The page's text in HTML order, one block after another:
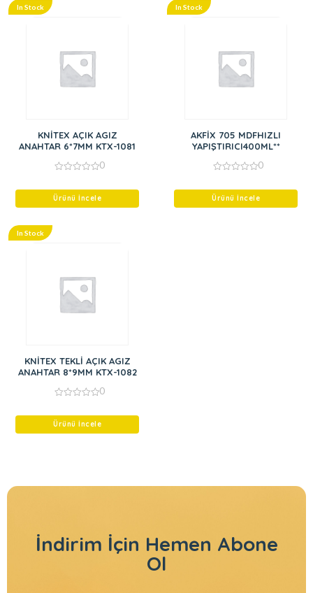
In Stock
KNİTEX AÇIK AGIZ
ANAHTAR 6*7MM KTX-1081
of
0
Ürünü İncele
In Stock
AKFİX 705 MDFHIZLI
YAPIŞTIRICI400ML**
of
0
Ürünü İncele
In Stock
KNİTEX TEKLİ AÇIK AGIZ
ANAHTAR 8*9MM KTX-1082
of
0
Ürünü İncele
İndirim İçin Hemen Abone
Ol